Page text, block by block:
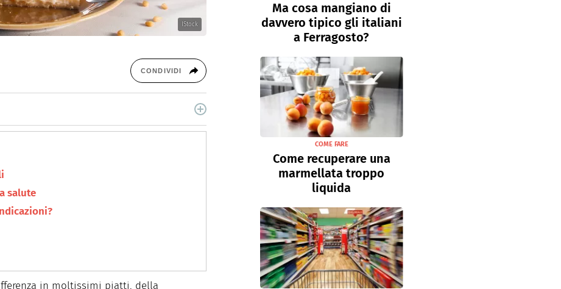
IStock
CONDIVIDI
10 anni scrivo di food, alimentazione e salute per
digital specializzati. Quando non sono seduta al
salute
in moltissimi piatti, della
Ma cosa mangiano di
davvero tipico gli italiani
a Ferragosto?
COME FARE
Come recuperare una
marmellata troppo
liquida